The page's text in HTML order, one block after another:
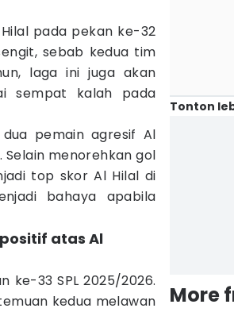
pada pekan ke-32
sebab kedua tim
laga ini juga akan
sempat kalah pada
pemain agresif Al
Selain menorehkan gol
top skor Al Hilal di
bahaya apabila
atas Al
ke-33 SPL 2025/2026.
kedua melawan
Tonton
More